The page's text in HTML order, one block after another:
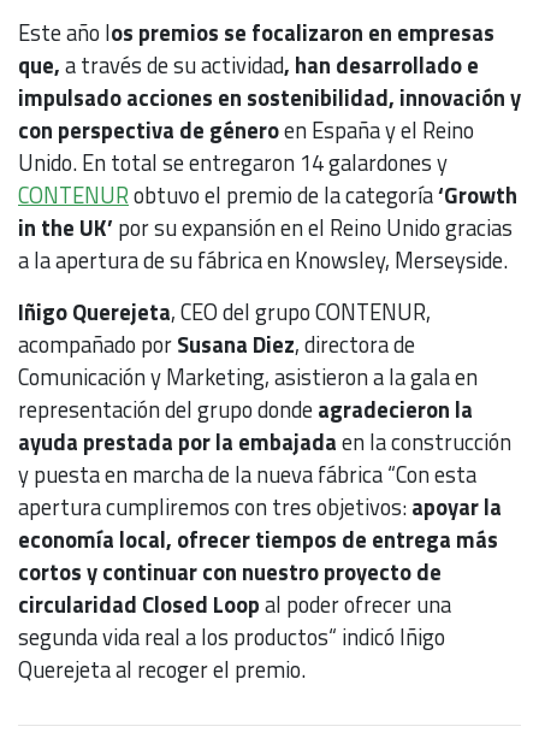
Este año los premios se focalizaron en empresas
que,a través de su actividad, han desarrollado e
impulsado acciones en sostenibilidad, innovación y
con perspectiva de géneroen España y el Reino
Unido. En total se entregaron 14 galardones y
CONTENURobtuvo el premio de la categoría‘Growth
in the UK’ por su expansión en el Reino Unido gracias
a la apertura de su fábrica en Knowsley, Merseyside.
Iñigo Querejeta, CEO del grupo CONTENUR,
acompañado porSusana Diez, directora de
Comunicación y Marketing, asistieron a la gala en
representación del grupo dondeagradecieron la
ayuda prestada por la embajadaen la construcción
y puesta en marcha de la nueva fábrica “Con esta
apertura cumpliremos con tres objetivos:apoyar la
economía local, ofrecer tiempos de entrega más
cortos y continuar con nuestro proyecto de
circularidad Closed Loopal poder ofrecer una
segunda vida real a los productos“ indicó Iñigo
Querejeta al recoger el premio.